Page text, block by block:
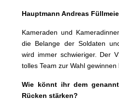
Hauptmann Andreas
Kameraden und
die Belange der Soldaten
wird immer schwieriger. Der
tolles Team zur Wahl gewinnen
Wie könnt ihr dem
Rücken stärken?